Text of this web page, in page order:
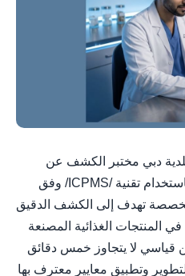
بلدية دبي مختبر الكشف عن
الجسيمات النانوية في الأغذية باستخدام تقنية /ICPMS/ وفق
تهدف إلى الكشف الدقيق
المنتجات الغذائية المصنعة
قياسي لا يتجاوز خمس دقائق
وتطبيق معايير معترف بها